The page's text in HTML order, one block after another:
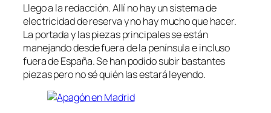
Llego a la redacción. Allí no hay un sistema de
electricidad de reserva y no hay mucho que hacer.
La portada y las piezas principales se están
manejando desde fuera de la península e incluso
fuera de España. Se han podido subir bastantes
piezas pero no sé quién las estará leyendo.